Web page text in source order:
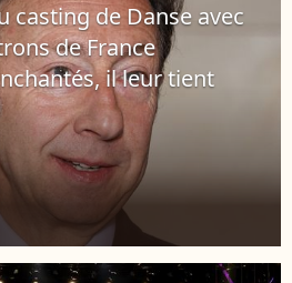
casting de Danse avec
de France
il leur tient